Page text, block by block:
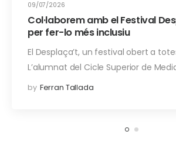
09/07/2026
Col·laborem amb el Festival
per fer-lo més inclusiu
El Desplaça’t, un festival obert a
L’alumnat del Cicle Superior de
by Ferran Tallada